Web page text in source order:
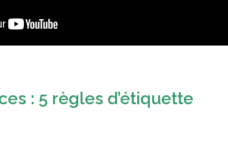
: 5 règles d’étiquette